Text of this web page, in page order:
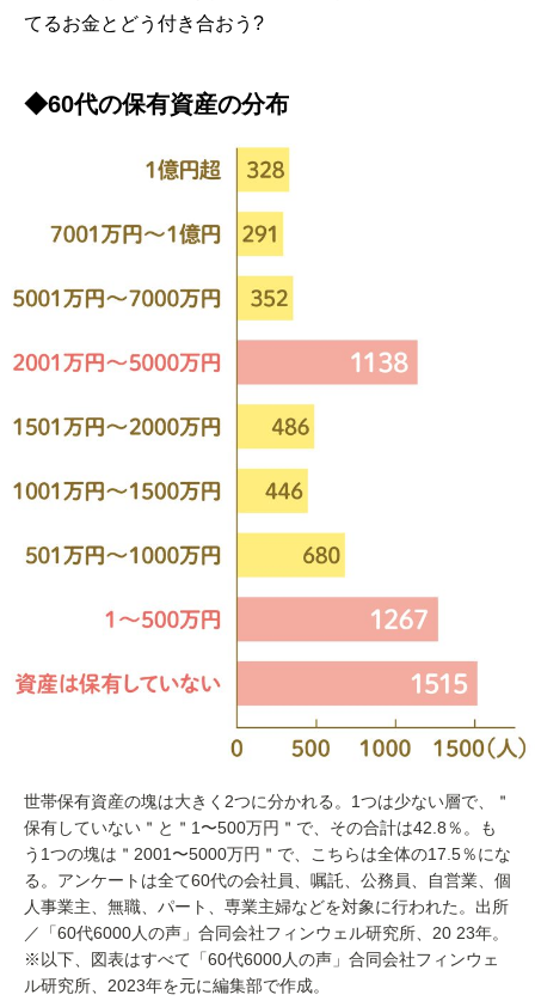
てるお金とどう付き合おう?
◆60代の保有資産の分布
世帯保有資産の塊は大きく2つに分かれる。1つは少ない層で、＂
保有していない＂と＂1〜500万円＂で、その合計は42.8％。も
う1つの塊は＂2001〜5000万円＂で、こちらは全体の17.5％にな
る。アンケートは全て60代の会社員、嘱託、公務員、自営業、個
人事業主、無職、パート、専業主婦などを対象に行われた。出所
／「60代6000人の声」合同会社フィンウェル研究所、20 23年。
※以下、図表はすべて「60代6000人の声」合同会社フィンウェ
ル研究所、2023年を元に編集部で作成。